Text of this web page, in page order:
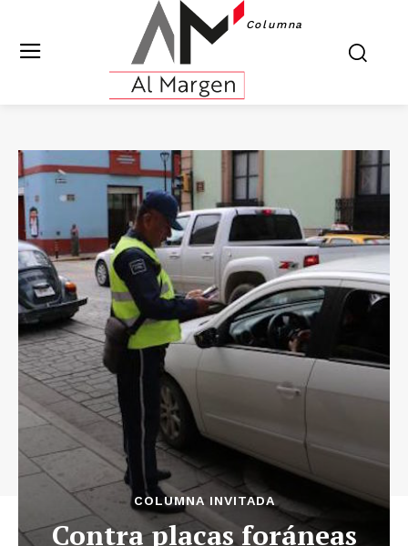
Columna
COLUMNA INVITADA
Contra placas foráneas